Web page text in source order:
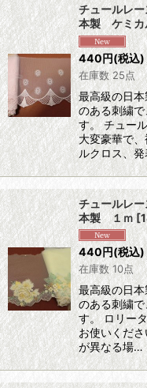
チュールレ
本製 ケミカ
440円(税込)
在庫数 25点
最高級の日
のある刺繍
す。 チュー
大変豪華で
ルクロス、
チュールレ
本製 １ｍ[
440円(税込)
在庫数 10点
最高級の日
のある刺繍
す。 ロリー
お使いくだ
が異なる場…